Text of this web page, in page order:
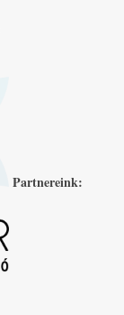
Partnereink: